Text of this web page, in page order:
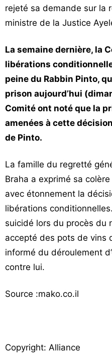
rejeté sa demande sur la
ministre de la Justice
La semaine dernière, la
libérations
peine du Rabbin Pinto,
prison aujourd’hui
Comité ont noté que la
amenées à cette
de Pinto.
La famille du regretté
Braha a exprimé sa
avec étonnement la
libérations
suicidé lors du procès du
accepté des pots de vins
informé du déroulement
contre lui.
Source :mako.co.il
Copyright: Alliance